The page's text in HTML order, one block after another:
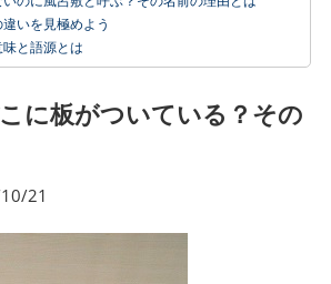
いを見極めよう
と語源とは
に板がついている？その
21